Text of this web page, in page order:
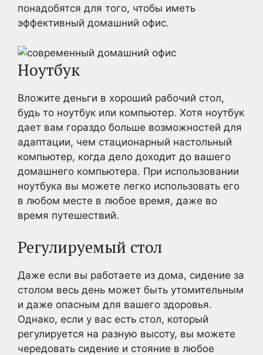
понадобятся для того, чтобы иметь
эффективный домашний офис.
Ноутбук
Вложите деньги в хороший рабочий стол,
будь то ноутбук или компьютер. Хотя ноутбук
дает вам гораздо больше возможностей для
адаптации, чем стационарный настольный
компьютер, когда дело доходит до вашего
домашнего компьютера. При использовании
ноутбука вы можете легко использовать его
в любом месте в любое время, даже во
время путешествий.
Регулируемый стол
Даже если вы работаете из дома, сидение за
столом весь день может быть утомительным
и даже опасным для вашего здоровья.
Однако, если у вас есть стол, который
регулируется на разную высоту, вы можете
чередовать сидение и стояние в любое